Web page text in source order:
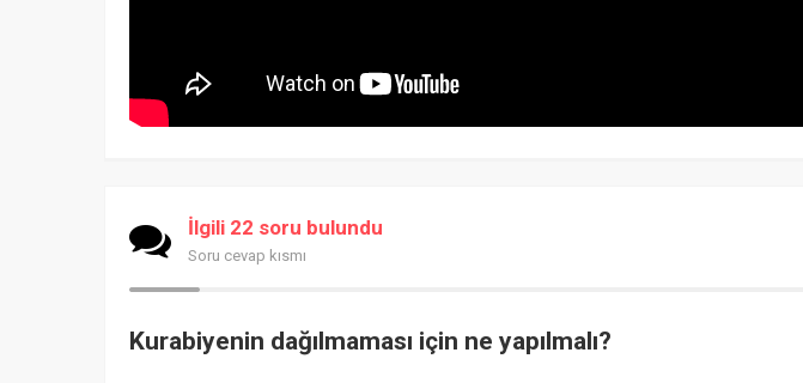
İlgili 22 soru bulundu
Soru cevap kısmı
Kurabiyenin dağılmaması için ne yapılmalı?